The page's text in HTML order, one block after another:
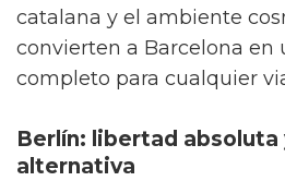
catalana y el ambiente
convierten a Barcelona en
completo para cualquier
Berlín: libertad absoluta
alternativa